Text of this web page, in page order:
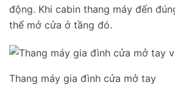
động. Khi cabin thang máy đến
thể mở cửa ở tầng đó.
Thang máy gia đình cửa mở tay